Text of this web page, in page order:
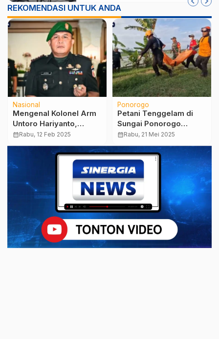
REKOMENDASI UNTUK ANDA
Nasional
Mengenal Kolonel Arm
Untoro Hariyanto,
Nahkoda Baru Korem
081/DSJ
calendar_monthRabu, 12 Feb 2025
Ponorogo
Petani Tenggelam di
Sungai Ponorogo
Ditemukan Meninggal
pada Hari Kedua
Pencarian
calendar_monthRabu, 21 Mei 2025